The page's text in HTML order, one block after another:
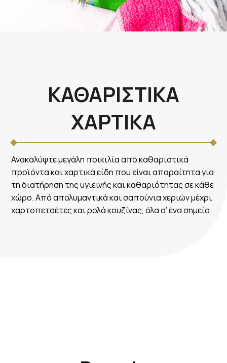
ΚΑΘΑΡΙΣΤΙΚΑ
ΧΑΡΤΙΚΑ
Ανακαλύψτε μεγάλη ποικιλία από καθαριστικά
προϊόντα και χαρτικά είδη που είναι απαραίτητα για
τη διατήρηση της υγιεινής και καθαριότητας σε κάθε
χώρο. Από απολυμαντικά και σαπούνια χεριών μέχρι
χαρτοπετσέτες και ρολά κουζίνας, όλα σ’ ένα σημείο.